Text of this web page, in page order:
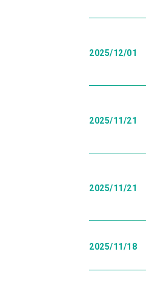
2025/12/01
2025/11/21
2025/11/21
2025/11/18